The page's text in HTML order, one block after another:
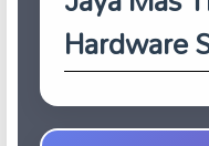
Hardware